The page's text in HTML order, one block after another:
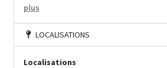
plus
LOCALISATIONS
Localisations